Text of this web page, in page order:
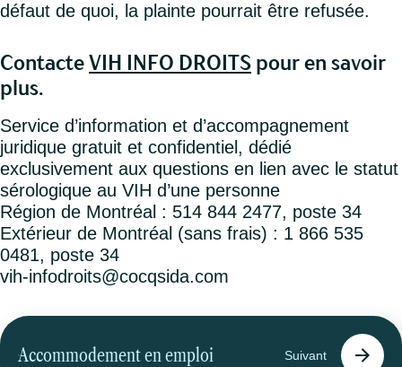
défaut de quoi, la plainte pourrait être refusée.
ContacteVIH INFO DROITSpour en savoir
plus.
Service d’information et d’accompagnement
juridique gratuit et confidentiel, dédié
exclusivement aux questions en lien avec le statut
sérologique au VIH d’une personne
Région de Montréal : 514 844 2477, poste 34
Extérieur de Montréal (sans frais) : 1 866 535
0481, poste 34
vih-infodroits@cocqsida.com
Accommodement en emploi Suivant